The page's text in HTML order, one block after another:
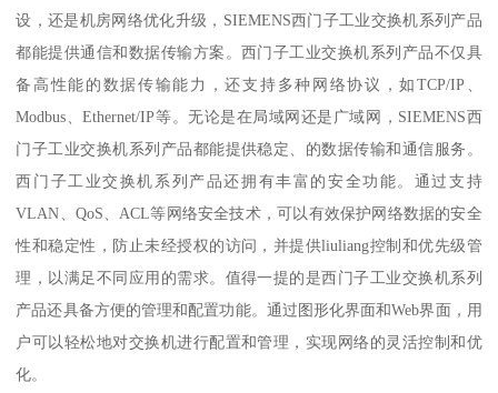
设，还是机房网络优化升级，SIEMENS西门子工业交换机系列产品
都能提供通信和数据传输方案。西门子工业交换机系列产品不仅具
备高性能的数据传输能力，还支持多种网络协议，如TCP/IP、
Modbus、Ethernet/IP等。无论是在局域网还是广域网，SIEMENS西
门子工业交换机系列产品都能提供稳定、的数据传输和通信服务。
西门子工业交换机系列产品还拥有丰富的安全功能。通过支持
VLAN、QoS、ACL等网络安全技术，可以有效保护网络数据的安全
性和稳定性，防止未经授权的访问，并提供liuliang控制和优先级管
理，以满足不同应用的需求。值得一提的是西门子工业交换机系列
产品还具备方便的管理和配置功能。通过图形化界面和Web界面，用
户可以轻松地对交换机进行配置和管理，实现网络的灵活控制和优
化。